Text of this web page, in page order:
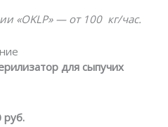
«OKLP» — от 100 кг/час.
для сыпучих
руб.